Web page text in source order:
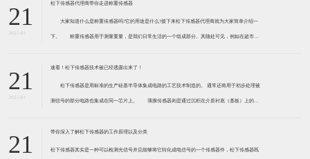
21
2021-01
松下传感器代理商带你走进称重传感器
大家知道什么是称重传感器吗?它的用途是什么?接下来松下传感器代理商就为大家简单介绍一
下。 称重传感器用于测量重量，是我们日常生活的一个组成部分。其随处可见，例如在超市柜
带有应变片的弹性体组成。弹性体通常由钢
21
2021-01
速看！松下传感器技术被已经透露出来了！
松下传感器是用标准的生产硅基半导体集成电路的工艺技术制造的。 通常还将用于初步处理被
测信号的部分电路也集成在同一芯片上。 薄膜传感器则是通过沉积在介质衬底（基板）上的，
器是利用相应材料的浆料，涂覆在陶瓷基片上
21 带你深入了解松下传感器的工作原理以及分类
松下传感器其实是一种可以检测光信号并且能够将它转化成电信号的一个传感器件，松下传感器既